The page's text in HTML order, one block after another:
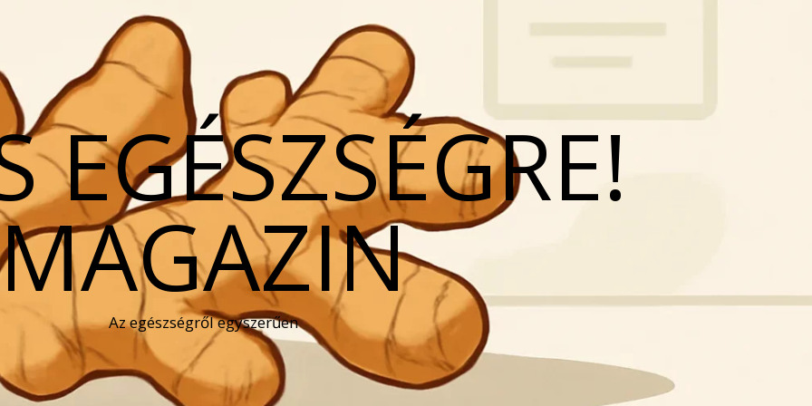
EGÉSZSÉGRE!
MAGAZIN
Az egészségről egyszerűen